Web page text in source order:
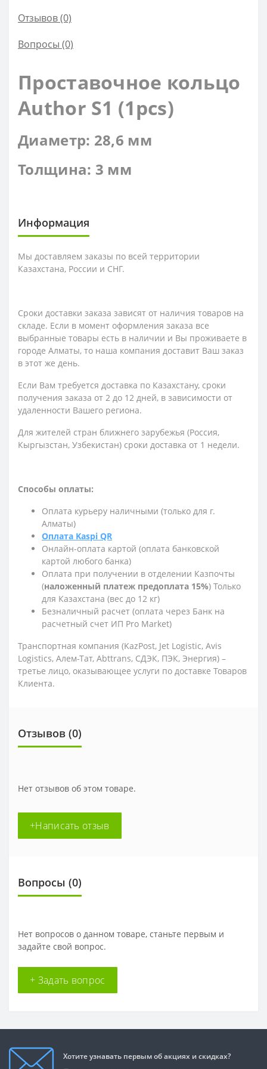
Отзывов (0)
Вопросы (0)
Проставочное кольцо
Author S1 (1pcs)
Диаметр: 28,6 мм
Толщина: 3 мм
Информация
Мы доставляем заказы по всей территории
Казахстана, России и СНГ.
Сроки доставки заказа зависят от наличия товаров на
складе. Если в момент оформления заказа все
выбранные товары есть в наличии и Вы проживаете в
городе Алматы, то наша компания доставит Ваш заказ
в этот же день.
Если Вам требуется доставка по Казахстану, сроки
получения заказа от 2 до 12 дней, в зависимости от
удаленности Вашего региона.
Для жителей стран ближнего зарубежья (Россия,
Кыргызстан, Узбекистан) сроки доставка от 1 недели.
Способы оплаты:
Оплата курьеру наличными (только для г.
Алматы)
Оплата Kaspi QR
Онлайн-оплата картой (оплата банковской
картой любого банка)
Оплата при получении в отделении Казпочты
(наложенный платеж предоплата 15%) Только
для Казахстана (вес до 12 кг)
Безналичный расчет (оплата через Банк на
расчетный счет ИП Pro Market)
Транспортная компания (KazPost, Jet Logistic, Avis
Logistics, Алем-Тат, Abttrans, СДЭК, ПЭК, Энергия) –
третье лицо, оказывающее услуги по доставке Товаров
Клиента.
Отзывов (0)
Нет отзывов об этом товаре.
+Написать отзыв
Вопросы (0)
Нет вопросов о данном товаре, станьте первым и
задайте свой вопрос.
+ Задать вопрос
Хотите узнавать первым об акциях и скидках?